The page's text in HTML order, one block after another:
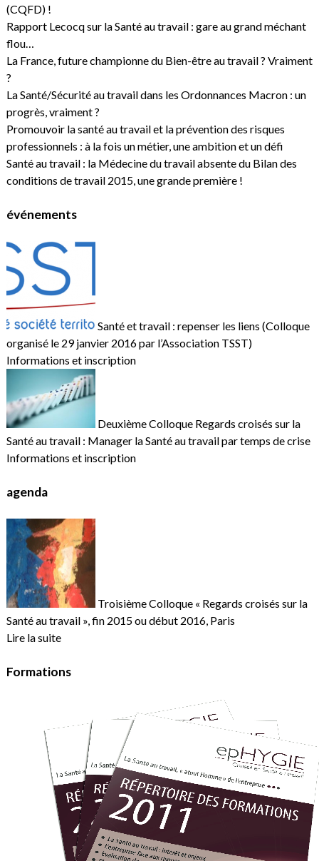
(CQFD) !
Rapport Lecocq sur la Santé au travail : gare au grand méchant
flou…
La France, future championne du Bien-être au travail ? Vraiment
?
La Santé/Sécurité au travail dans les Ordonnances Macron : un
progrès, vraiment ?
Promouvoir la santé au travail et la prévention des risques
professionnels : à la fois un métier, une ambition et un défi
Santé au travail : la Médecine du travail absente du Bilan des
conditions de travail 2015, une grande première !
événements
Santé et travail : repenser les liens (Colloque
organisé le 29 janvier 2016 par l’Association TSST)
Informations et inscription
Deuxième Colloque Regards croisés sur la
Santé au travail : Manager la Santé au travail par temps de crise
Informations et inscription
agenda
Troisième Colloque « Regards croisés sur la
Santé au travail », fin 2015 ou début 2016, Paris
Lire la suite
Formations